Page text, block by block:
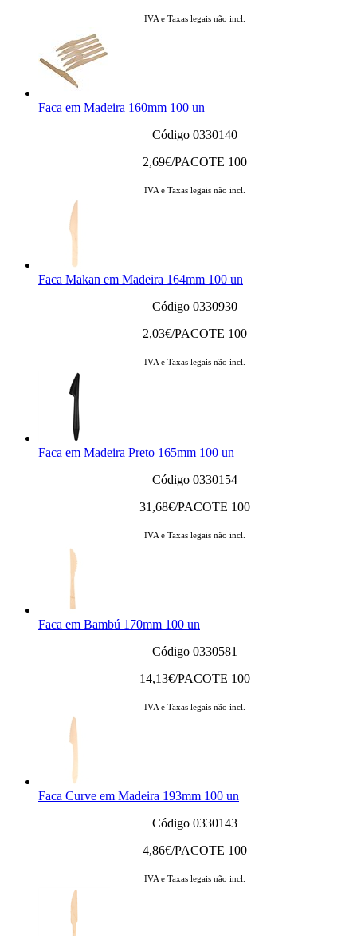
IVA e Taxas legais não incl.
Faca em Madeira 160mm 100 un
Código 0330140
2,69€/PACOTE 100
IVA e Taxas legais não incl.
Faca Makan em Madeira 164mm 100 un
Código 0330930
2,03€/PACOTE 100
IVA e Taxas legais não incl.
Faca em Madeira Preto 165mm 100 un
Código 0330154
31,68€/PACOTE 100
IVA e Taxas legais não incl.
Faca em Bambú 170mm 100 un
Código 0330581
14,13€/PACOTE 100
IVA e Taxas legais não incl.
Faca Curve em Madeira 193mm 100 un
Código 0330143
4,86€/PACOTE 100
IVA e Taxas legais não incl.